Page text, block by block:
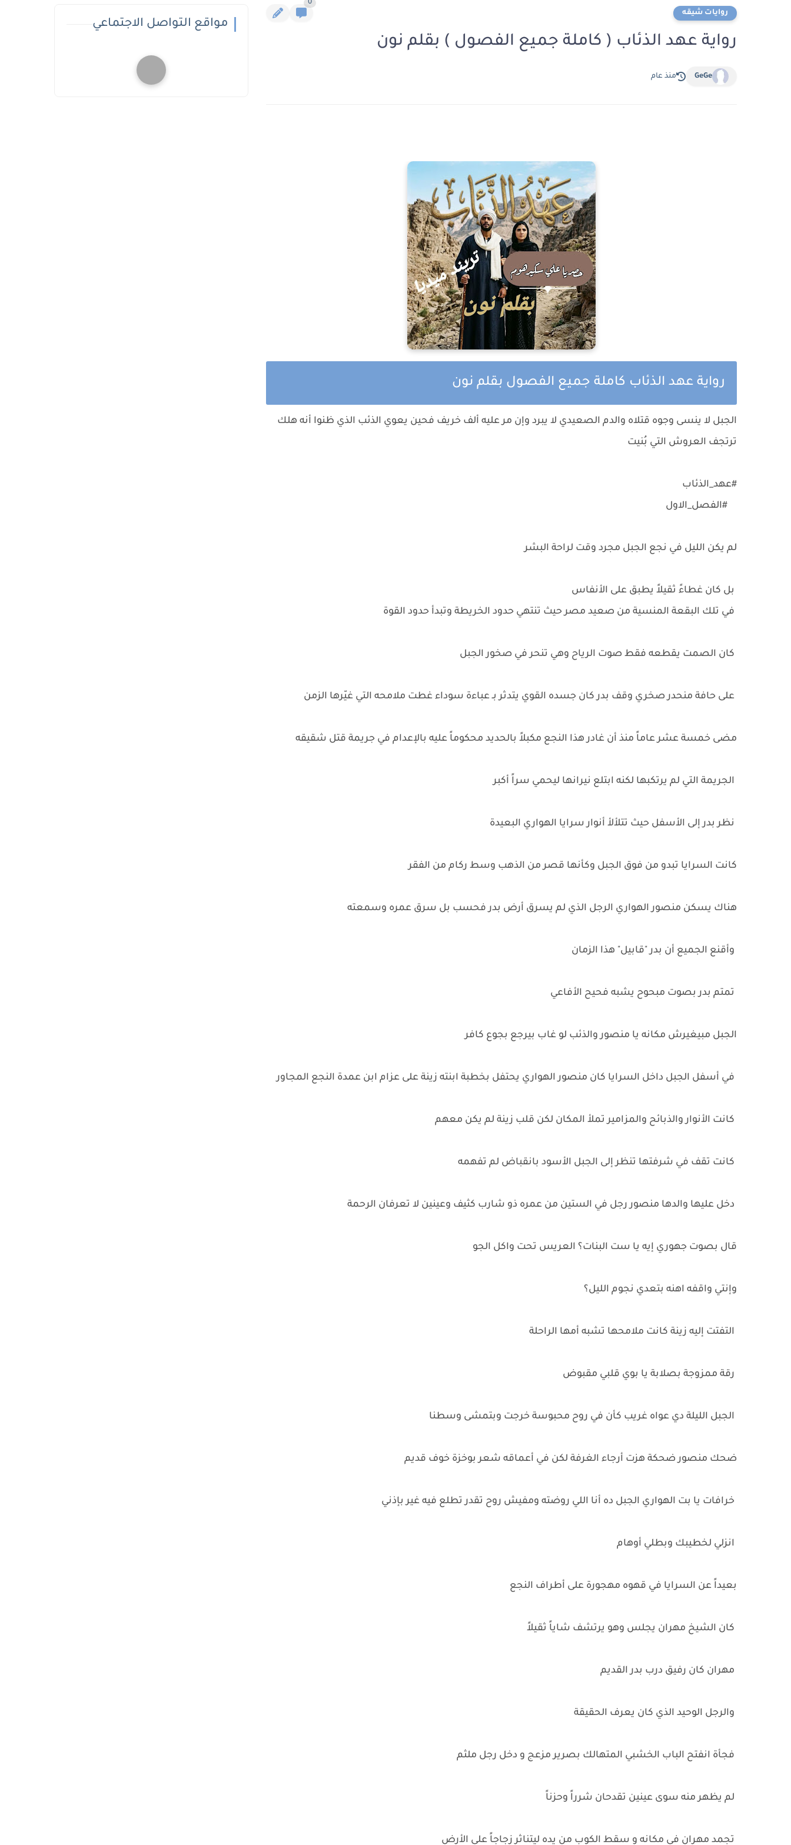
روايات شيقه
0
رواية عهد الذئاب ( كاملة جميع الفصول ) بقلم نون
GeGe منذ عام
رواية عهد الذئاب كاملة جميع الفصول بقلم نون
الجبل لا ينسى وجوه قتلاه والدم الصعيدي لا يبرد وإن مر عليه ألف خريف فحين يعوي الذئب الذي ظنوا أنه هلك
ترتجف العروش التي بُنيت
#عهد_الذئاب
#الفصل_الاول
لم يكن الليل في نجع الجبل مجرد وقت لراحة البشر
بل كان غطاءً ثقيلاً يطبق على الأنفاس
في تلك البقعة المنسية من صعيد مصر حيث تنتهي حدود الخريطة وتبدأ حدود القوة
كان الصمت يقطعه فقط صوت الرياح وهي تنحر في صخور الجبل
على حافة منحدر صخري وقف بدر كان جسده القوي يتدثر بـ عباءة سوداء غطت ملامحه التي غيّرها الزمن
مضى خمسة عشر عاماً منذ أن غادر هذا النجع مكبلاً بالحديد محكوماً عليه بالإعدام في جريمة قتل شقيقه
الجريمة التي لم يرتكبها لكنه ابتلع نيرانها ليحمي سراً أكبر
نظر بدر إلى الأسفل حيث تتلألأ أنوار سرايا الهواري البعيدة
كانت السرايا تبدو من فوق الجبل وكأنها قصر من الذهب وسط ركام من الفقر
هناك يسكن منصور الهواري الرجل الذي لم يسرق أرض بدر فحسب بل سرق عمره وسمعته
وأقنع الجميع أن بدر "قابيل" هذا الزمان
تمتم بدر بصوت مبحوح يشبه فحيح الأفاعي
الجبل مبيغيرش مكانه يا منصور والذئب لو غاب بيرجع بجوع كافر
في أسفل الجبل داخل السرايا كان منصور الهواري يحتفل بخطبة ابنته زينة على عزام ابن عمدة النجع المجاور
كانت الأنوار والذبائح والمزامير تملأ المكان لكن قلب زينة لم يكن معهم
كانت تقف في شرفتها تنظر إلى الجبل الأسود بانقباض لم تفهمه
دخل عليها والدها منصور رجل في الستين من عمره ذو شارب كثيف وعينين لا تعرفان الرحمة
قال بصوت جهوري إيه يا ست البنات؟ العريس تحت واكل الجو
وإنتي واقفه اهنه بتعدي نجوم الليل؟
التفتت إليه زينة كانت ملامحها تشبه أمها الراحلة
رقة ممزوجة بصلابة يا بوي قلبي مقبوض
الجبل الليلة دي عواه غريب كأن في روح محبوسة خرجت وبتمشى وسطنا
ضحك منصور ضحكة هزت أرجاء الغرفة لكن في أعماقه شعر بوخزة خوف قديم
خرافات يا بت الهواري الجبل ده أنا اللي روضته ومفيش روح تقدر تطلع فيه غير بإذني
انزلي لخطيبك وبطلي أوهام
بعيداً عن السرايا في قهوه مهجورة على أطراف النجع
كان الشيخ مهران يجلس وهو يرتشف شاياً ثقيلاً
مهران كان رفيق درب بدر القديم
والرجل الوحيد الذي كان يعرف الحقيقة
فجأة انفتح الباب الخشبي المتهالك بصرير مزعج و دخل رجل ملثم
لم يظهر منه سوى عينين تقدحان شرراً وحزناً
تجمد مهران في مكانه و سقط الكوب من يده ليتناثر زجاجاً على الأرض
مواقع التواصل الاجتماعي